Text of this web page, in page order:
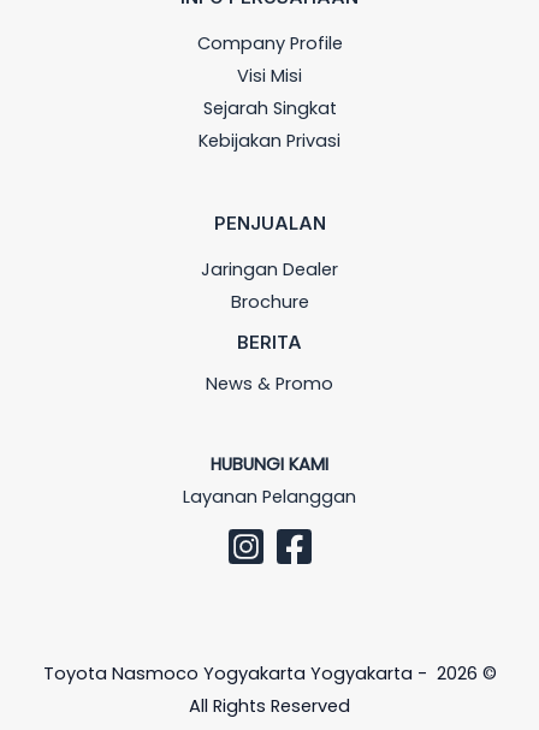
Company Profile
Visi Misi
Sejarah Singkat
Kebijakan Privasi
PENJUALAN
Jaringan Dealer
Brochure
BERITA
News & Promo
HUBUNGI KAMI
Layanan Pelanggan
Toyota Nasmoco Yogyakarta Yogyakarta - 2026 ©
All Rights Reserved